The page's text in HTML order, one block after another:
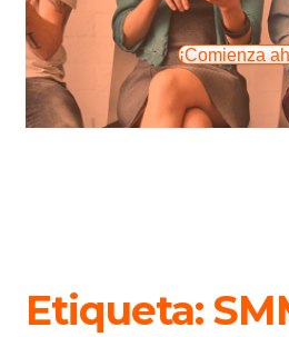
¡Comienza
Etiqueta: